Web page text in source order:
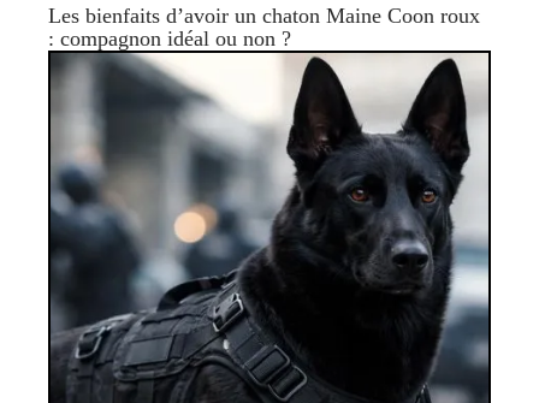
Les bienfaits d’avoir un chaton Maine Coon roux
: compagnon idéal ou non ?